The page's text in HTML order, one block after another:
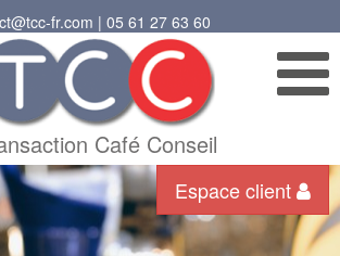
fr.com | 05 61 27 63 60
Café Conseil
Espace client